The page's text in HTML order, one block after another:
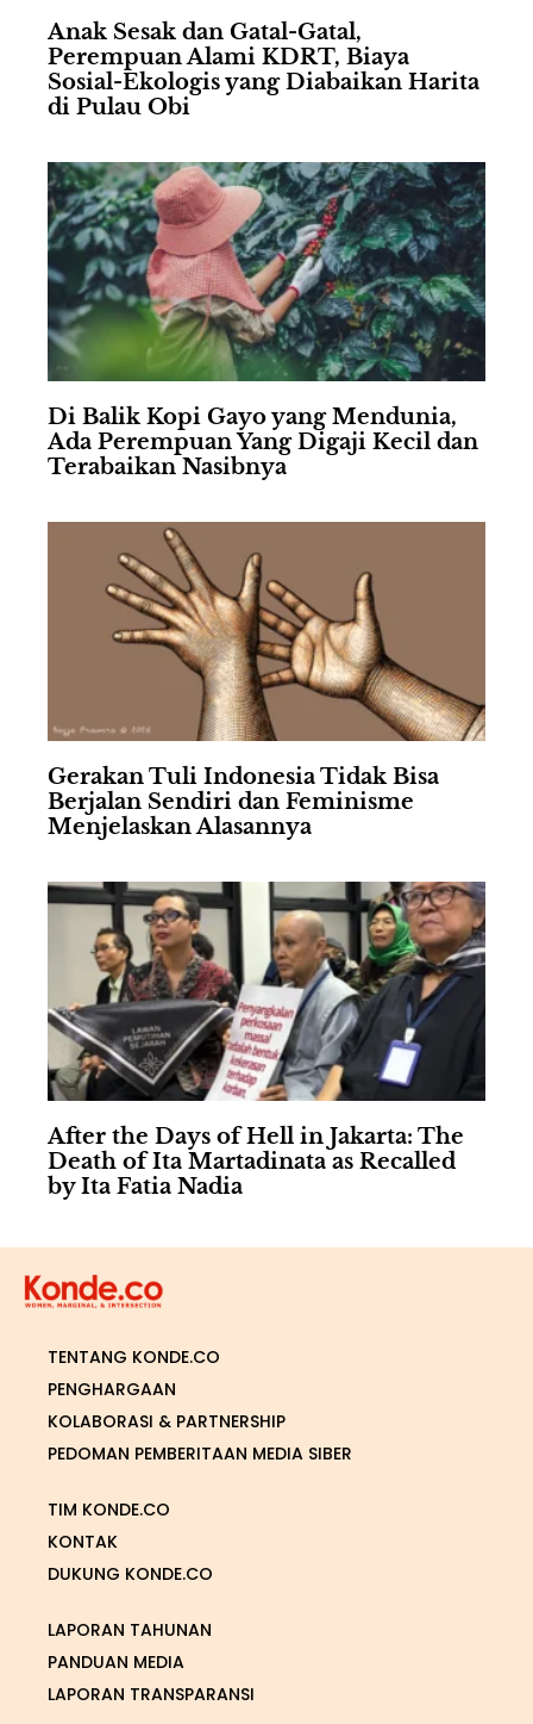
Anak Sesak dan Gatal-Gatal,
Perempuan Alami KDRT, Biaya
Sosial-Ekologis yang Diabaikan Harita
di Pulau Obi
Di Balik Kopi Gayo yang Mendunia,
Ada Perempuan Yang Digaji Kecil dan
Terabaikan Nasibnya
Gerakan Tuli Indonesia Tidak Bisa
Berjalan Sendiri dan Feminisme
Menjelaskan Alasannya
After the Days of Hell in Jakarta: The
Death of Ita Martadinata as Recalled
by Ita Fatia Nadia
TENTANG KONDE.CO
PENGHARGAAN
KOLABORASI & PARTNERSHIP
PEDOMAN PEMBERITAAN MEDIA SIBER
TIM KONDE.CO
KONTAK
DUKUNG KONDE.CO
LAPORAN TAHUNAN
PANDUAN MEDIA
LAPORAN TRANSPARANSI